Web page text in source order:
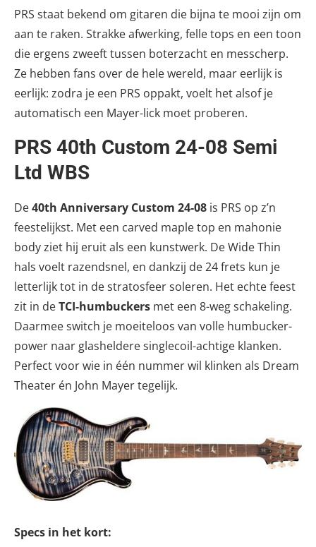
PRS staat bekend om gitaren die bijna te mooi zijn om
aan te raken. Strakke afwerking, felle tops en een toon
die ergens zweeft tussen boterzacht en messcherp.
Ze hebben fans over de hele wereld, maar eerlijk is
eerlijk: zodra je een PRS oppakt, voelt het alsof je
automatisch een Mayer-lick moet proberen.
PRS 40th Custom 24-08 Semi
Ltd WBS
De40th Anniversary Custom 24-08 is PRS op z’n
feestelijkst. Met een carved maple top en mahonie
body ziet hij eruit als een kunstwerk. De Wide Thin
hals voelt razendsnel, en dankzij de 24 frets kun je
letterlijk tot in de stratosfeer soleren. Het echte feest
zit in deTCI-humbuckers met een 8-weg schakeling.
Daarmee switch je moeiteloos van volle humbucker-
power naar glasheldere singlecoil-achtige klanken.
Perfect voor wie in één nummer wil klinken als Dream
Theater én John Mayer tegelijk.
Specs in het kort: